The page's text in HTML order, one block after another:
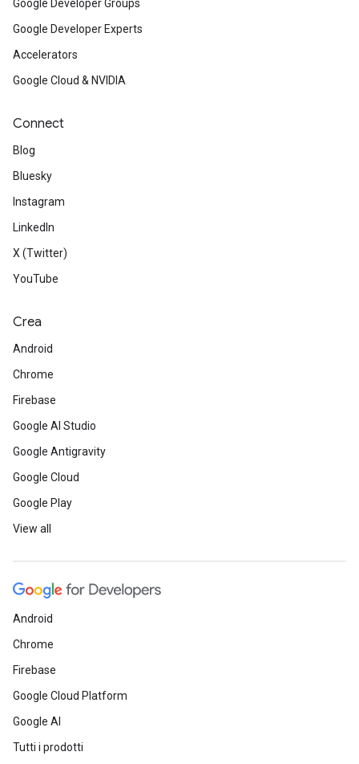
Google Developer Groups
Google Developer Experts
Accelerators
Google Cloud & NVIDIA
Connect
Blog
Bluesky
Instagram
LinkedIn
X (Twitter)
YouTube
Crea
Android
Chrome
Firebase
Google AI Studio
Google Antigravity
Google Cloud
Google Play
View all
Android
Chrome
Firebase
Google Cloud Platform
Google AI
Tutti i prodotti